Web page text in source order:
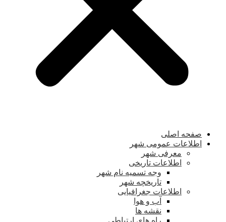
صفحه اصلی
اطلاعات عمومی شهر
معرفی شهر
اطلاعات تاریخی
وجه تسمیه نام شهر
تاریخچه شهر
اطلاعات جغرافیایی
آب و هوا
نقشه ها
راه های ارتباطی